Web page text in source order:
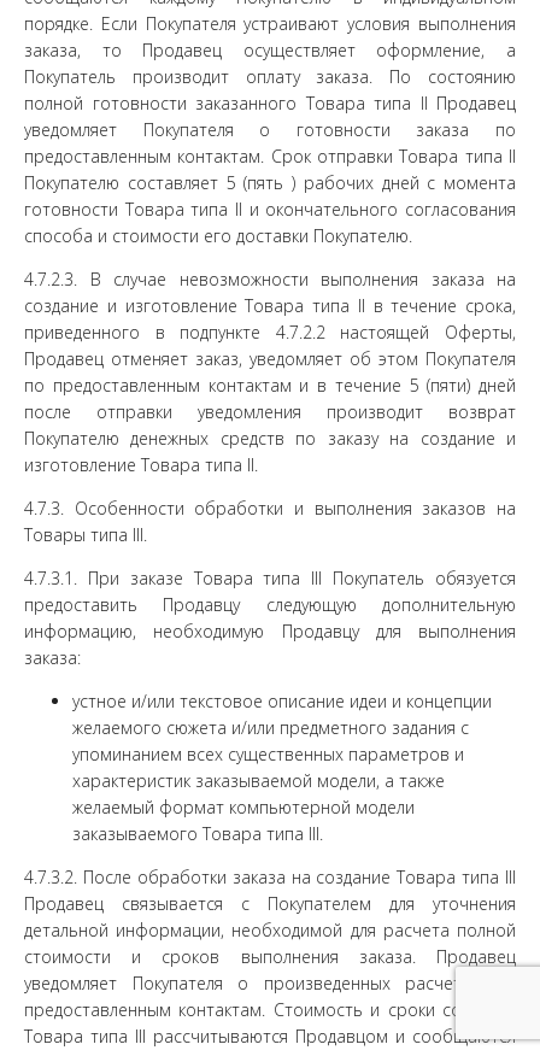
порядке. Если Покупателя устраивают условия выполнения
заказа, то Продавец осуществляет оформление, а
Покупатель производит оплату заказа. По состоянию
полной готовности заказанного Товара типа II Продавец
уведомляет Покупателя о готовности заказа по
предоставленным контактам. Срок отправки Товара типа II
Покупателю составляет 5 (пять ) рабочих дней с момента
готовности Товара типа II и окончательного согласования
способа и стоимости его доставки Покупателю.
4.7.2.3. В случае невозможности выполнения заказа на
создание и изготовление Товара типа II в течение срока,
приведенного в подпункте 4.7.2.2 настоящей Оферты,
Продавец отменяет заказ, уведомляет об этом Покупателя
по предоставленным контактам и в течение 5 (пяти) дней
после отправки уведомления производит возврат
Покупателю денежных средств по заказу на создание и
изготовление Товара типа II.
4.7.3. Особенности обработки и выполнения заказов на
Товары типа III.
4.7.3.1. При заказе Товара типа III Покупатель обязуется
предоставить Продавцу следующую дополнительную
информацию, необходимую Продавцу для выполнения
заказа:
устное и/или текстовое описание идеи и концепции
желаемого сюжета и/или предметного задания с
упоминанием всех существенных параметров и
характеристик заказываемой модели, а также
желаемый формат компьютерной модели
заказываемого Товара типа III.
4.7.3.2. После обработки заказа на создание Товара типа III
Продавец связывается с Покупателем для уточнения
детальной информации, необходимой для расчета полной
стоимости и сроков выполнения заказа. Продавец
уведомляет Покупателя о произведенных расчетах по
предоставленным контактам. Стоимость и сроки создания
Товара типа III рассчитываются Продавцом и сообщаются